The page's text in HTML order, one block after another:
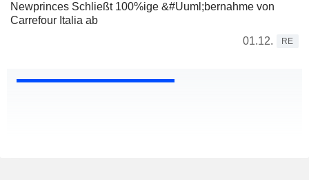
Newprinces Schließt 100%ige &#Uuml;bernahme von
Carrefour Italia ab
01.12.
RE